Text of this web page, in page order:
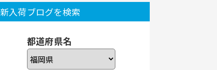
新入荷ブログを検索
都道府県名